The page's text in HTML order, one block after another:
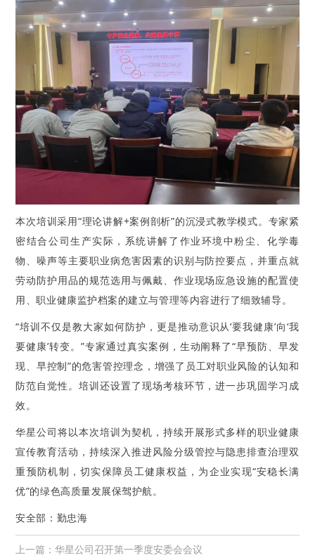
本次培训采用“理论讲解+案例剖析”的沉浸式教学模式。专家紧
密结合公司生产实际，系统讲解了作业环境中粉尘、化学毒
物、噪声等主要职业病危害因素的识别与防控要点，并重点就
劳动防护用品的规范选用与佩戴、作业现场应急设施的配置使
用、职业健康监护档案的建立与管理等内容进行了细致辅导。
“培训不仅是教大家如何防护，更是推动意识从‘要我健康’向‘我
要健康’转变。”专家通过真实案例，生动阐释了“早预防、早发
现、早控制”的危害管控理念，增强了员工对职业风险的认知和
防范自觉性。培训还设置了现场考核环节，进一步巩固学习成
效。
华星公司将以本次培训为契机，持续开展形式多样的职业健康
宣传教育活动，持续深入推进风险分级管控与隐患排查治理双
重预防机制，切实保障员工健康权益，为企业实现“安稳长满
优”的绿色高质量发展保驾护航。
安全部：勤忠海
上一篇：华星公司召开第一季度安委会会议